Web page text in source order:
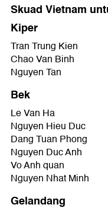
Skuad Vietnam
Kiper
Tran Trung Kien
Chao Van Binh
Nguyen Tan
Bek
Le Van Ha
Nguyen Hieu Duc
Dang Tuan Phong
Nguyen Duc Anh
Vo Anh quan
Nguyen Nhat Minh
Gelandang